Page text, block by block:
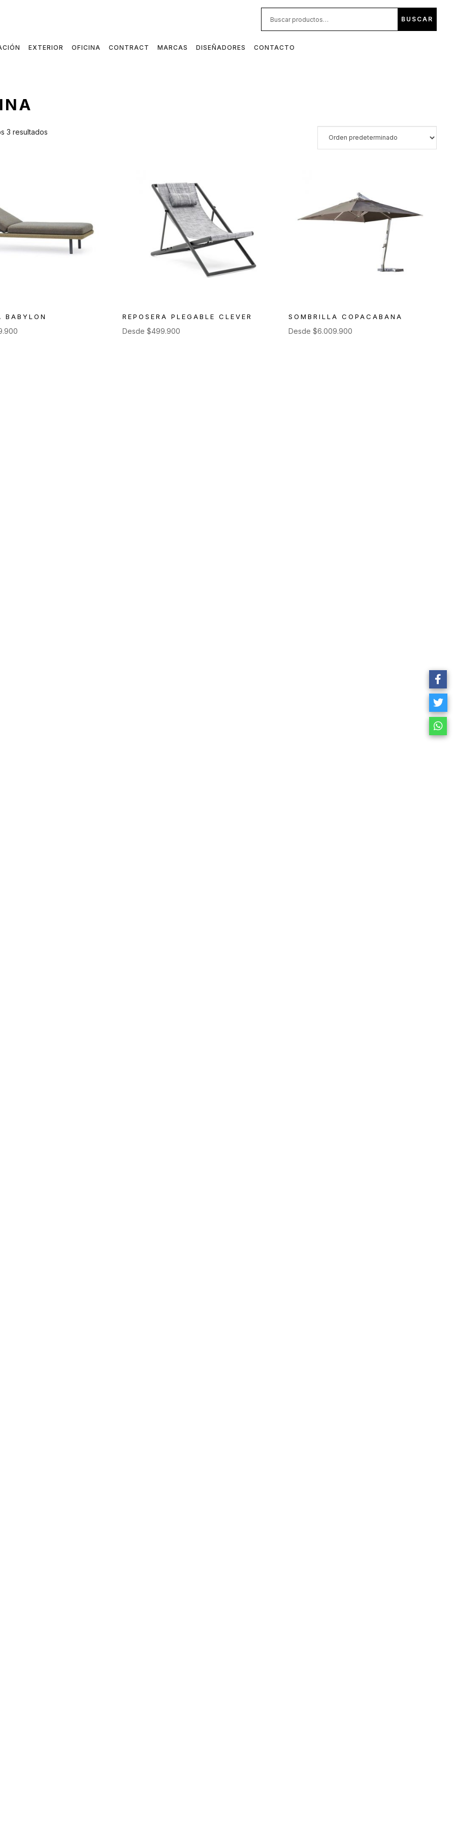
BUSCAR
EXTERIOR OFICINA CONTRACT MARCAS DISEÑADORES CONTACTO
3 resultados
BABYLON REPOSERA PLEGABLE CLEVER
Desde$499.900
SOMBRILLA COPACABANA
Desde $6.009.900